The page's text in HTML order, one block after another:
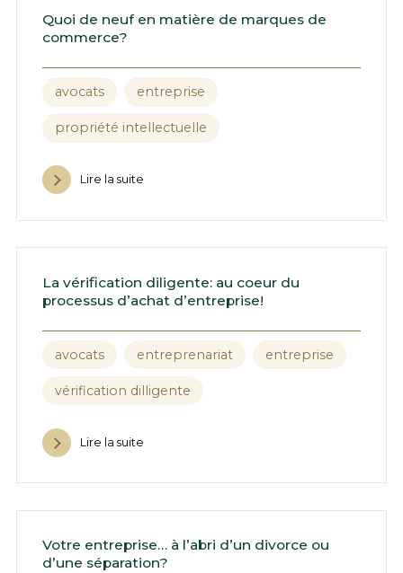
Quoi de neuf en matière de marques de
commerce?
avocats entreprise
propriété intellectuelle
Lire la suite
La vérification diligente: au coeur du
processus d’achat d’entreprise!
avocats entreprenariat entreprise
vérification dilligente
Lire la suite
Votre entreprise… à l’abri d’un divorce ou
d’une séparation?